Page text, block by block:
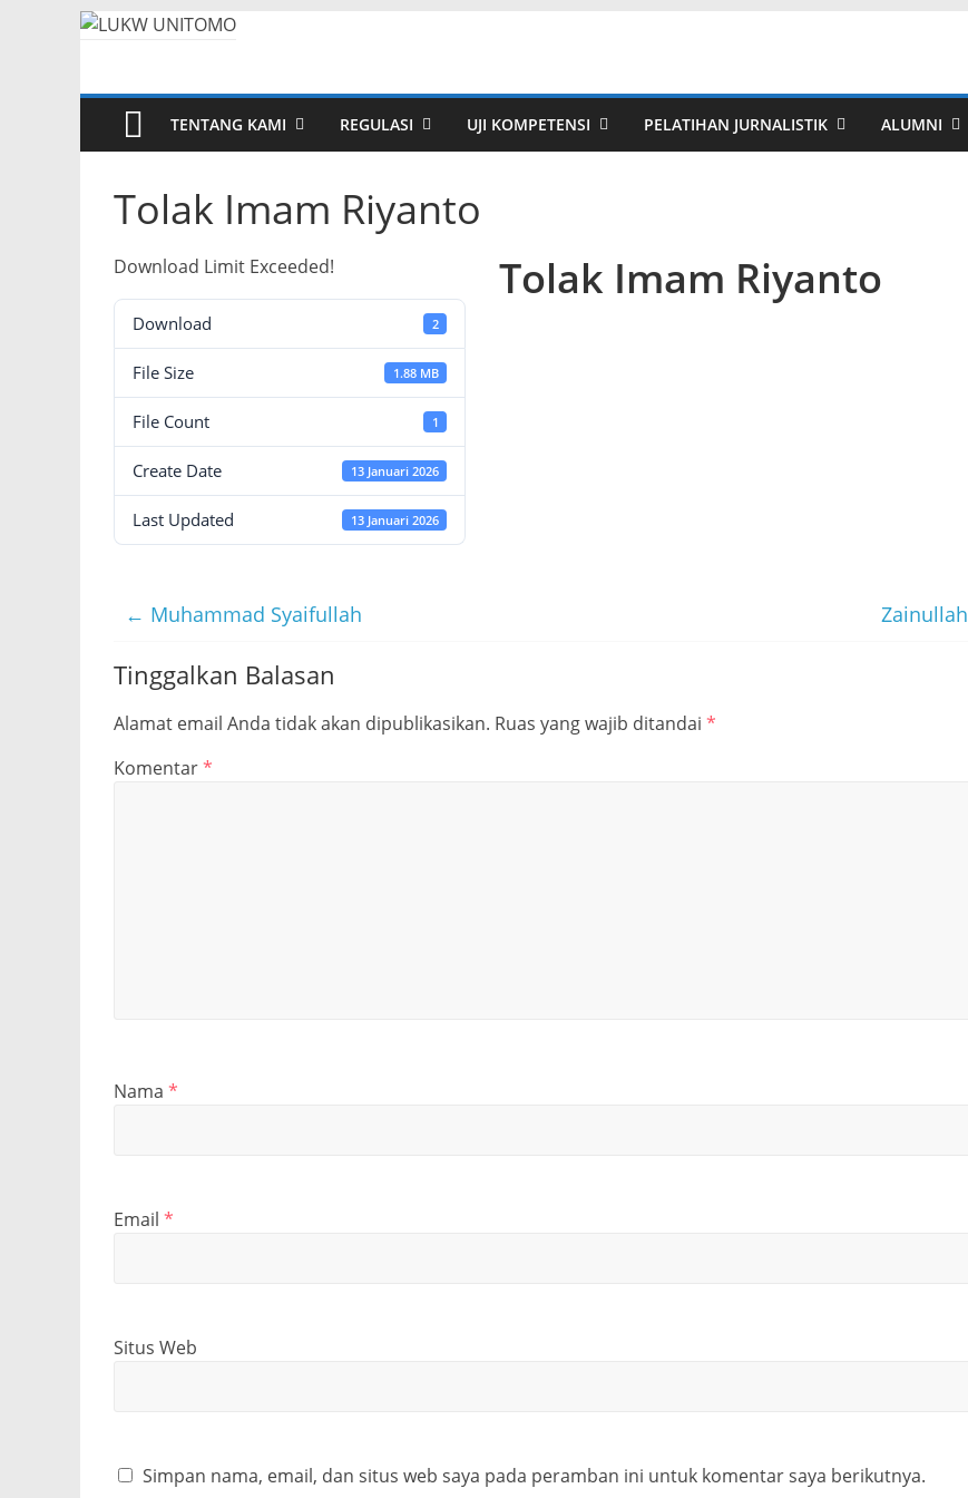
TENTANG KAMI REGULASI UJI KOMPETENSI PELATIHAN JURNALISTIK ALUMNI
Tolak Imam Riyanto
Download Limit Exceeded!
Download 2
File Size 1.88 MB
File Count 1
Create Date 13 Januari 2026
Last Updated 13 Januari 2026
Tolak Imam Riyanto
← Muhammad Syaifullah Zainullah
Tinggalkan Balasan
Alamat email Anda tidak akan dipublikasikan. Ruas yang wajib ditandai *
Komentar*
Nama *
Email *
Situs Web
Simpan nama, email, dan situs web saya pada peramban ini untuk komentar saya berikutnya.